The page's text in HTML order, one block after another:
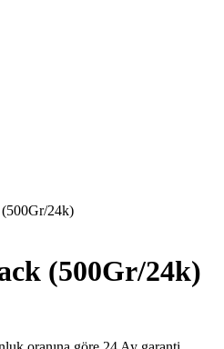
24k)
(500Gr/24k)